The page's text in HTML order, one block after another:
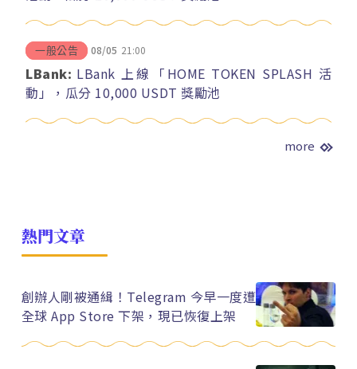
一般公告 08/05 21:00
LBank: LBank 上線「HOME TOKEN SPLASH 活
動」，瓜分 10,000 USDT 獎勵池
more
熱門文章
創辦人剛被通緝！Telegram 今早一度遭
全球 App Store 下架，現已恢復上架